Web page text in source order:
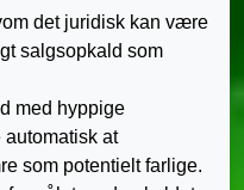
det juridisk kan være
salgsopkald som
med hyppige
at
som potentielt farlige.